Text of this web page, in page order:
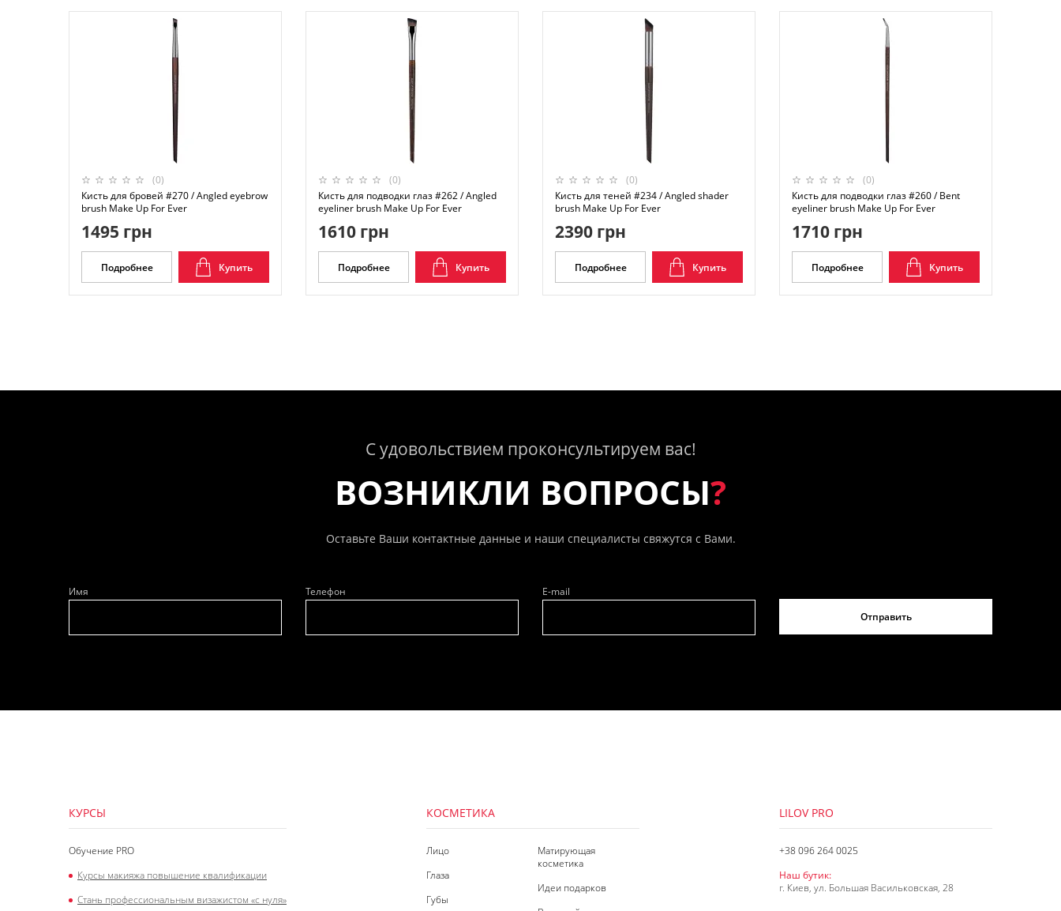
(0)
Кисть для бровей #270 / Angled eyebrow
brush Make Up For Ever
1495 грн
Подробнее Купить
(0)
Кисть для подводки глаз #262 / Angled
eyeliner brush Make Up For Ever
1610 грн
Подробнее Купить
(0)
Кисть для теней #234 / Angled shader
brush Make Up For Ever
2390 грн
Подробнее Купить
(0)
Кисть для подводки глаз #260 / Bent
eyeliner brush Make Up For Ever
1710 грн
Подробнее Купить
С удовольствием проконсультируем вас!
ВОЗНИКЛИ ВОПРОСЫ?
Оставьте Ваши контактные данные и наши специалисты свяжутся с Вами.
Имя Телефон
E-mail
Отправить
КУРСЫ
Обучение PRO
Курсы макияжа повышение квалификации
Стань профессиональным визажистом «с нуля»
КОСМЕТИКА
Лицо
Глаза
Губы
Матирующая
косметика
Идеи подарков
LILOV PRO
+38 096 264 0025
Наш бутик:
г. Киев, ул. Большая Васильковская, 28